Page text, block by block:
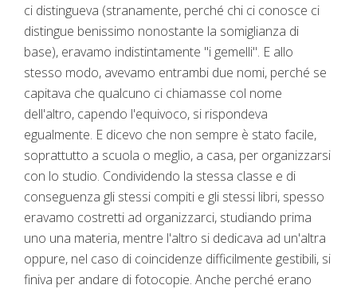
ci distingueva (stranamente, perché chi ci conosce ci
distingue benissimo nonostante la somiglianza di
base), eravamo indistintamente "i gemelli". E allo
stesso modo, avevamo entrambi due nomi, perché se
capitava che qualcuno ci chiamasse col nome
dell'altro, capendo l'equivoco, si rispondeva
egualmente. E dicevo che non sempre è stato facile,
soprattutto a scuola o meglio, a casa, per organizzarsi
con lo studio. Condividendo la stessa classe e di
conseguenza gli stessi compiti e gli stessi libri, spesso
eravamo costretti ad organizzarci, studiando prima
uno una materia, mentre l'altro si dedicava ad un'altra
oppure, nel caso di coincidenze difficilmente gestibili, si
finiva per andare di fotocopie. Anche perché erano